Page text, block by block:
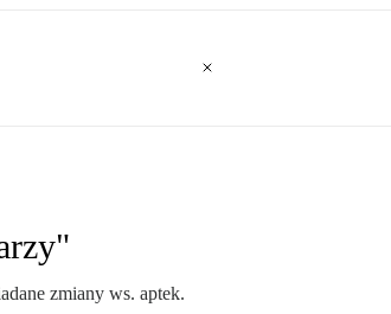
zmiany ws. aptek.